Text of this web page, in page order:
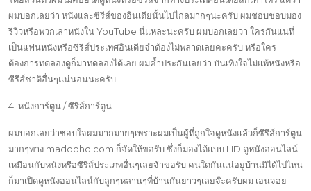
ผมบอกเลยว่า หนังและซีรีส์ของอินเดียนั้นไปไกลมากๆนะครับ ผมชอบชอบมอง
รีวิวหรือพวกเล่าหนังใน YouTube นี่แหละนะครับ ผมบอกเลยว่า ใครกันแน่ที่
เป็นแฟนหนังหรือซีรีส์ประเทศอินเดียจำต้องไม่พลาดเลยคะครับ หรือใคร
ต้องการทดลองดูก็มาทดลองได้เลย ผมค้ำประกันเลยว่า บันเทิงใจไม่แพ้หนังหรือ
ซีรีส์ชาติอื่นๆแน่นอนนะครับ!
4. หนังการ์ตูน / ซีรีส์การ์ตูน
ผมบอกเลยว่าชอบใจผมมากมายๆเพราะผมเป็นผู้ที่ถูกใจดูหนังแล้วก็ซีรีส์การ์ตูน
มากๆทาง madoohd.com ก็จัดให้ขอรับ ซึ่งก็มองได้แบบ HD ดูหนังออนไลน์
เหมือนกับหนังหรือซีรีส์ประเภทอื่นๆเลยจ้าขอรับ คนใดกันแน่อยู่บ้านมิได้ไปไหน
ก็มาเปิดดูหนังออนไลน์กับลูกๆหลานๆที่บ้านกันยาวๆเลยจ๊ะครับผม เอนจอย